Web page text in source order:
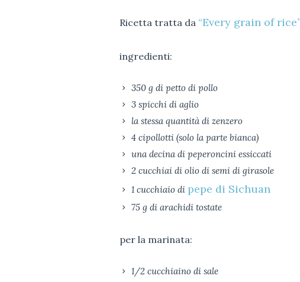
Ricetta tratta da “Every grain of
ingredienti:
350 g di petto di pollo
3 spicchi di aglio
la stessa quantità di zenzero
4 cipollotti (solo la parte bianca)
una decina di peperoncini essiccati
2 cucchiai di olio di semi di girasole
1 cucchiaio di pepe di Sichuan
75 g di arachidi tostate
per la marinata:
1/2 cucchiaino di sale